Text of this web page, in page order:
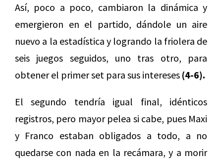
Así, poco a poco, cambiaron la dinámica y
emergieron en el partido, dándole un aire
nuevo a la estadística y logrando la friolera de
seis juegos seguidos, uno tras otro, para
obtener el primer set para sus intereses (4-6).
El segundo tendría igual final, idénticos
registros, pero mayor pelea si cabe, pues Maxi
y Franco estaban obligados a todo, a no
quedarse con nada en la recámara, y a morir